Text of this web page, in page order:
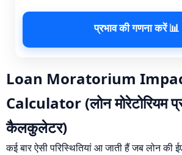
प्रभाव की गणना करें 📊
Loan Moratorium
Calculator (लोन मोरेटोरियम
कैलकुलेटर)
कई बार ऐसी परिस्थितियां आ जाती हैं जब लोन की